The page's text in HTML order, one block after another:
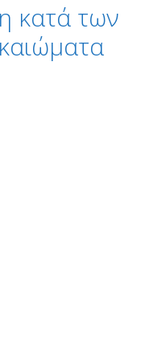
κατά των